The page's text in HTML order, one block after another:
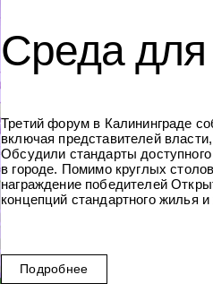
Среда
Третий форум в Калининграде
включая представителей
Обсудили стандарты
в городе. Помимо круглых
награждение победителей
концепций стандартного жилья
Подробнее